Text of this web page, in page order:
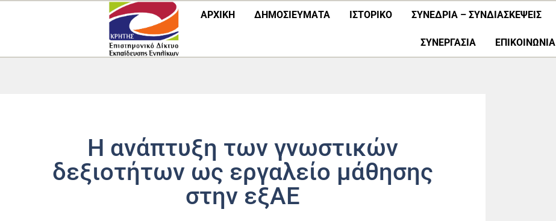
ΑΡΧΙΚΗ ΔΗΜΟΣΙΕΎΜΑΤΑ ΙΣΤΟΡΙΚΟ ΣΥΝΕΔΡΙΑ – ΣΥΝΔΙΑΣΚΕΨΕΙΣ
ΣΥΝΕΡΓΑΣΊΑ ΕΠΙΚΟΙΝΩΝΙΑ
Η ανάπτυξη των γνωστικών
δεξιοτήτων ως εργαλείο μάθησης
στην εξΑΕ